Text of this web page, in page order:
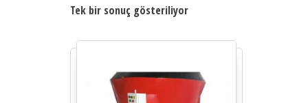
Tek bir sonuç gösteriliyor